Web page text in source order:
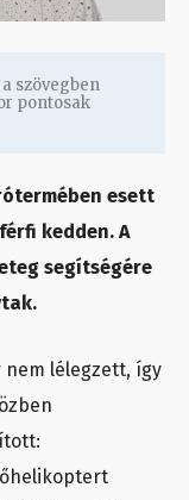
a szövegben
pontosak
esett
kedden. A
segítségére
lélegzett, így